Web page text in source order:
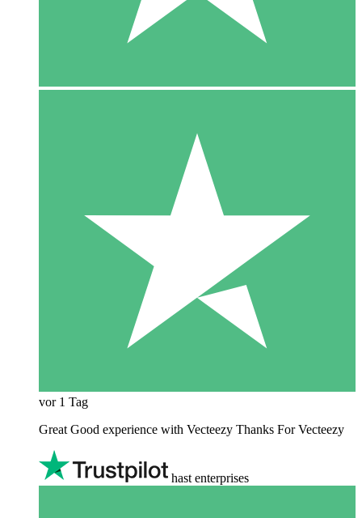
vor 1 Tag
Great Good experience with Vecteezy Thanks For Vecteezy
hast enterprises